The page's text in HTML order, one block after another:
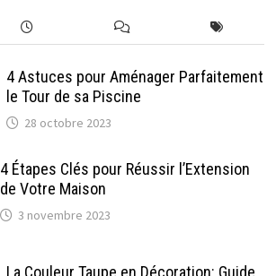
4 Astuces pour Aménager Parfaitement
le Tour de sa Piscine
28 octobre 2023
4 Étapes Clés pour Réussir l’Extension
de Votre Maison
3 novembre 2023
La Couleur Taupe en Décoration: Guide